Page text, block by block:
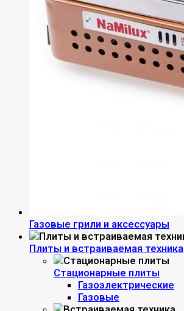
Газовые грили и аксессуары
Плиты и встраиваемая техника
Стационарные плиты
Газоэлектрические
Газовые